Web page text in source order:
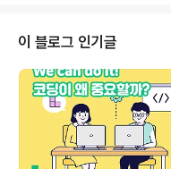
원 교원도 육아휴직 수당 받을 수
육분야 성희롱·성폭력 근절대책 추
제 - 디지털 성폭력을 포함한 초중
실태조사 추진(2021.10.) - 대학
센터) 설치 의무화 및 성비위 대응
이 블로그 인기글